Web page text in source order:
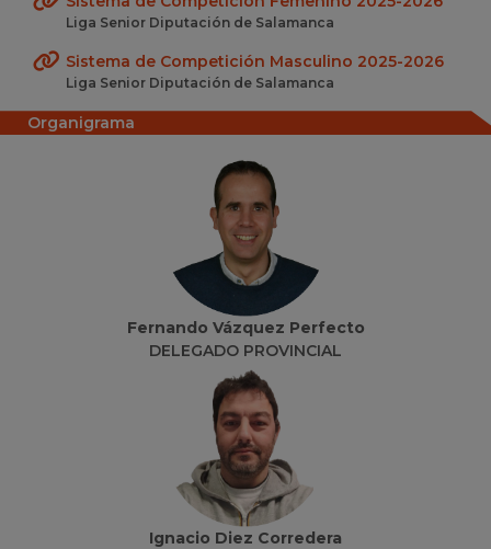
Liga Senior Diputación de Salamanca
Sistema de Competición Masculino 2025-2026
Liga Senior Diputación de Salamanca
Organigrama
Fernando Vázquez Perfecto
DELEGADO PROVINCIAL
Ignacio Diez Corredera